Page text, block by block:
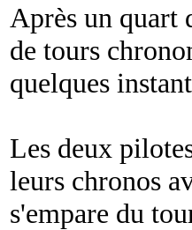
Après un quart
de tours
quelques
Les deux
leurs chronos
s'empare du